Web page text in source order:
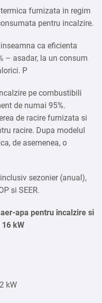
furnizata in regim
pentru incalzire.
ca eficienta
– asadar, la un consum
P
pe combustibili
de numai 95%.
de racire furnizata si
racire. Dupa modelul
de asemenea, o
sezonier (anual),
si SEER.
apa pentru incalzire si
16 kW
kW